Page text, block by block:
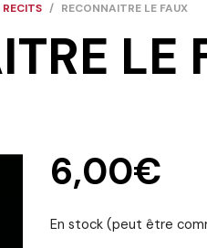
/ RECONNAITRE LE FAUX
LE
6,00€
En stock (peut être